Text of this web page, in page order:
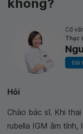
không?
Cố
Thạc
Đặt
Hỏi
Chào bác sĩ. Khi
rubella IGM âm